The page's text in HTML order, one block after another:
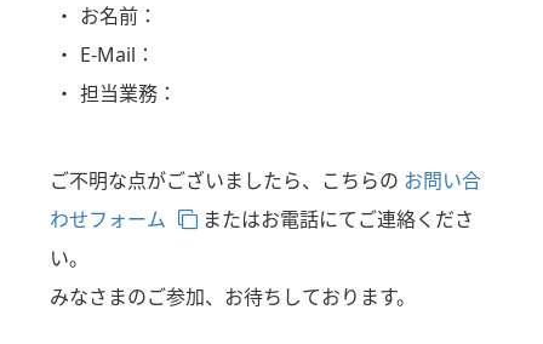
お名前：
E-Mail：
担当業務：
ご不明な点がございましたら、こちらの お問い合
わせフォーム
またはお電話にてご連絡くださ
い。
みなさまのご参加、お待ちしております。